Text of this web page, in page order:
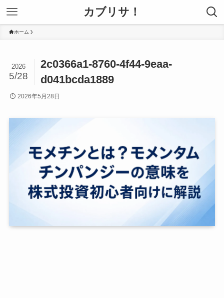
カブリサ！
ホーム
2c0366a1-8760-4f44-9eaa-
d041bcda1889
2026
5/28
2026年5月28日